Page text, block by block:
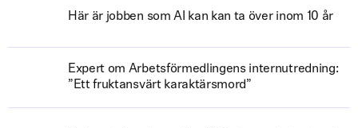
Här är jobben som AI kan kan ta över inom 10 år
Expert om Arbetsförmedlingens internutredning:
”Ett fruktansvärt karaktärsmord”